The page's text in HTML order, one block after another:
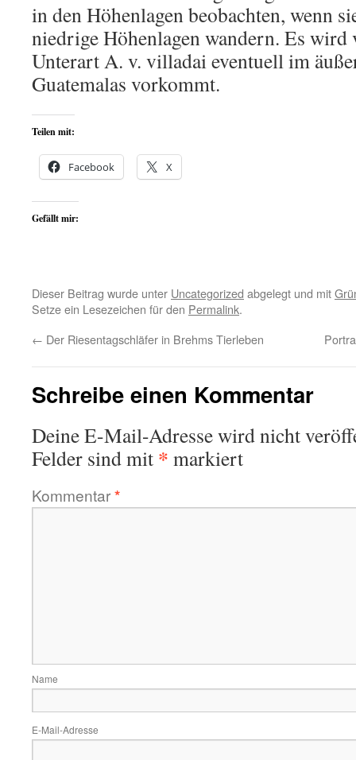
in den Höhenlagen beobachten, wenn
niedrige Höhenlagen wandern. Es wird
Unterart A. v. villadai eventuell im
Guatemalas vorkommt.
Teilen mit:
Facebook X
Gefällt mir:
Dieser Beitrag wurde unter Uncategorized abgelegt und mit
Setze ein Lesezeichen für den Permalink.
← Der Riesentagschläfer in Brehms Tierleben
Schreibe einen Kommentar
Deine E-Mail-Adresse wird nicht
Felder sind mit * markiert
Kommentar*
Name
E-Mail-Adresse